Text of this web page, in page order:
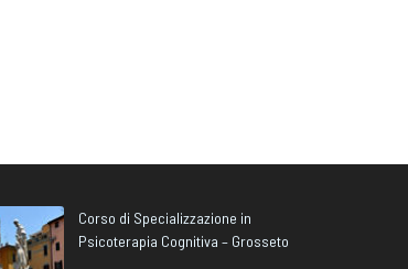
Corso di Specializzazione in
Psicoterapia Cognitiva – Grosseto